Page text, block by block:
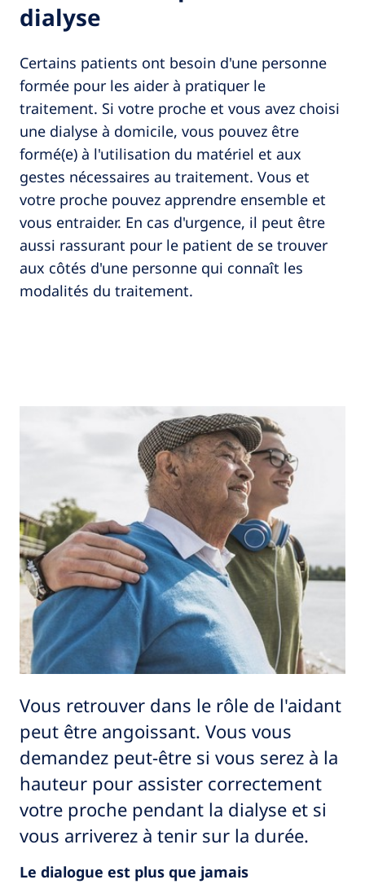
dialyse
Certains patients ont besoin d'une personne
formée pour les aider à pratiquer le
traitement. Si votre proche et vous avez choisi
une dialyse à domicile, vous pouvez être
formé(e) à l'utilisation du matériel et aux
gestes nécessaires au traitement. Vous et
votre proche pouvez apprendre ensemble et
vous entraider. En cas d'urgence, il peut être
aussi rassurant pour le patient de se trouver
aux côtés d'une personne qui connaît les
modalités du traitement.
Vous retrouver dans le rôle de l'aidant
peut être angoissant. Vous vous
demandez peut-être si vous serez à la
hauteur pour assister correctement
votre proche pendant la dialyse et si
vous arriverez à tenir sur la durée.
Le dialogue est plus que jamais